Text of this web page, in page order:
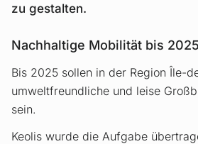
zu gestalten.
Nachhaltige Mobilität bis 2025
Bis 2025 sollen in der Region Île-
umweltfreundliche und leise
sein.
Keolis wurde die Aufgabe